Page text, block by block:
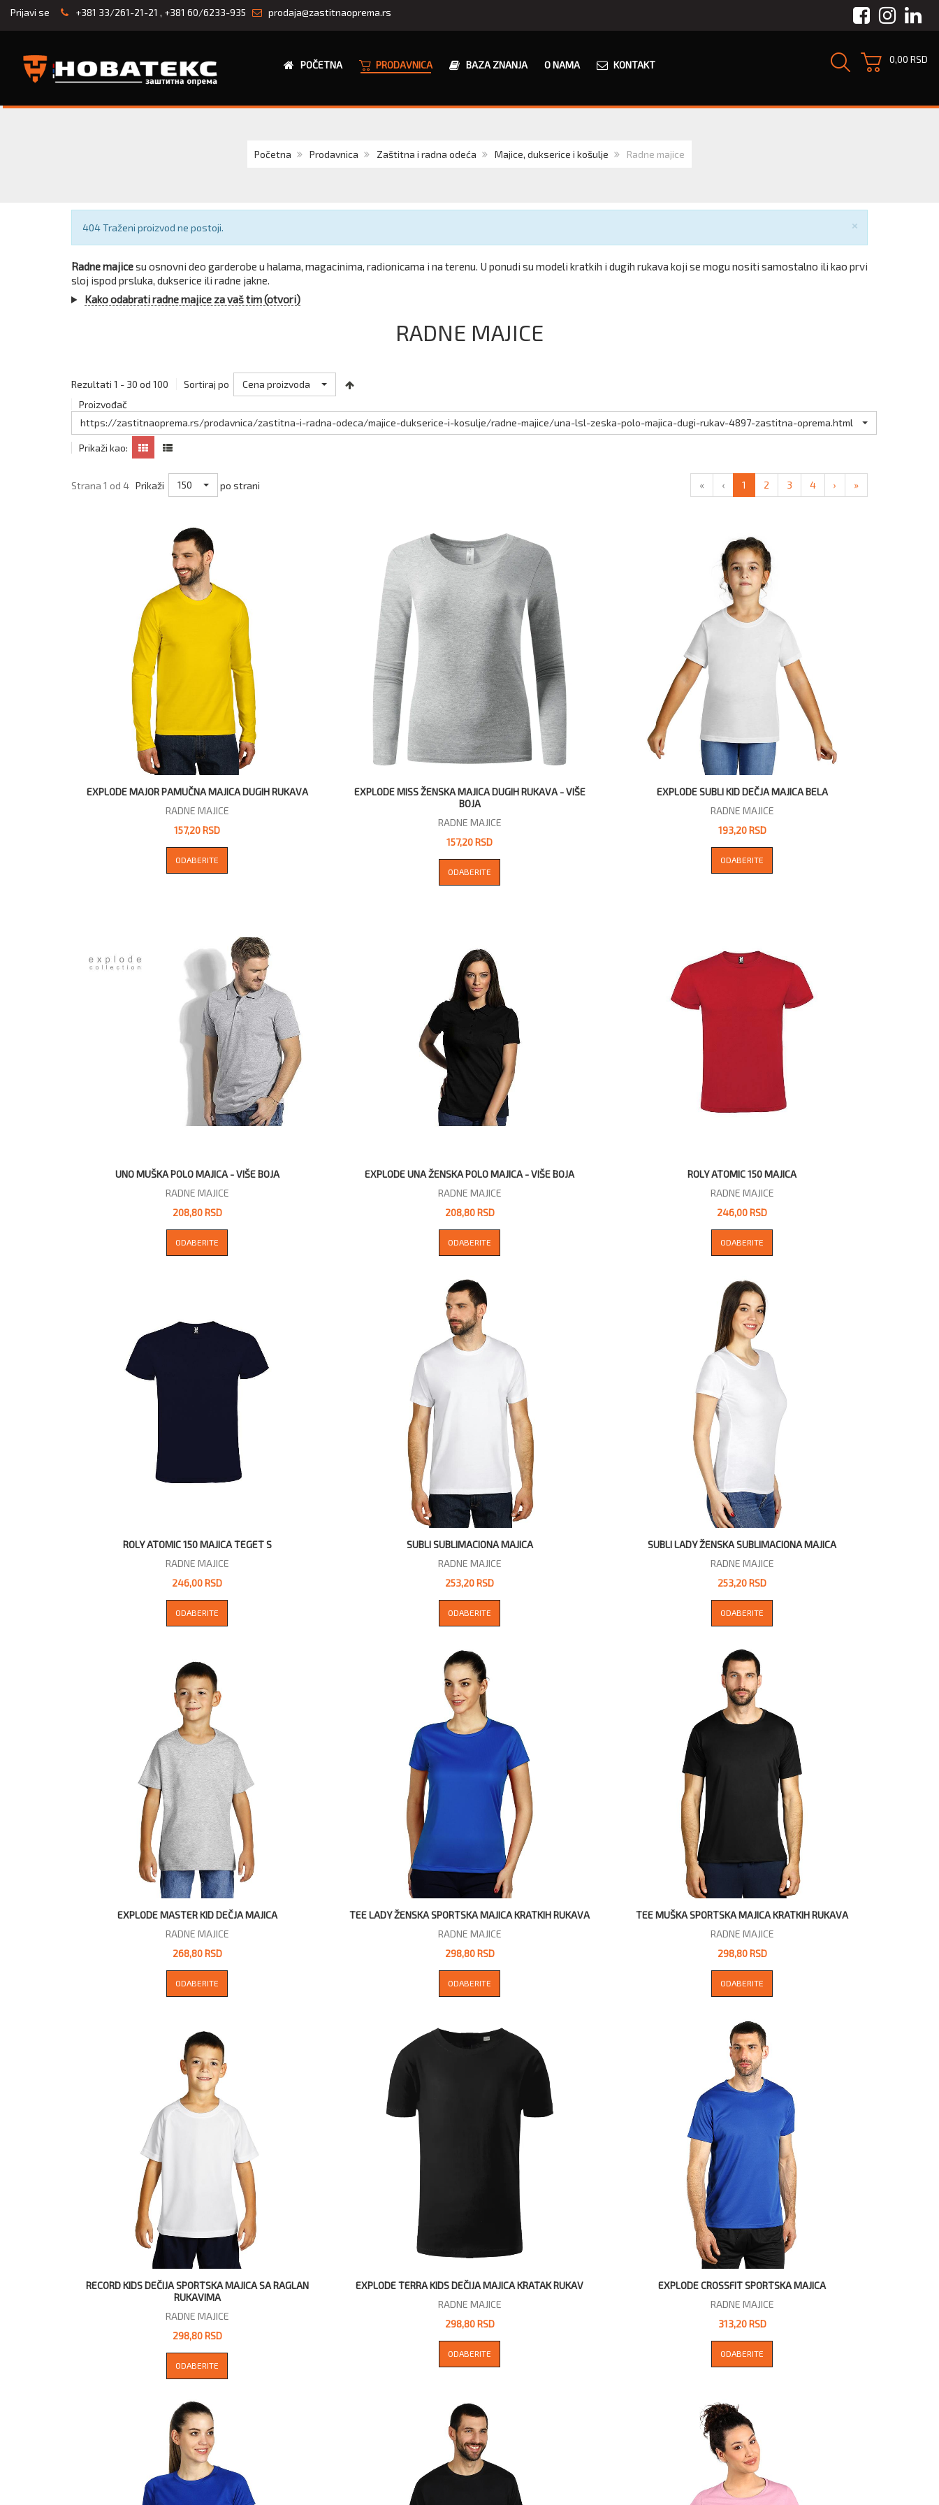
Prijavi se +381 33/261-21-21 , +381 60/6233-935 prodaja@zastitnaoprema.rs Facebook
POČETNA PRODAVNICA BAZA ZNANJA O NAMA KONTAKT 0,00 RSD
Početna Prodavnica Zaštitna i radna odeća Majice, dukserice i košulje Radne majice
×Zatvori
Obaveštenje
404 Traženi proizvod ne postoji.
Radne majicesu osnovni deo garderobe u halama, magacinima, radionicama i na terenu. U ponudi su modeli kratkih i dugih rukava koji se mogu nositi samostalno ili kao prvi
sloj ispod prsluka, dukserice ili radne jakne.
Kako odabrati radne majice za vaš tim (otvori)
RADNE MAJICE
Rezultati 1 - 30 od 100 Sortiraj po
Cena proizvoda
Proizvođač
https://zastitnaoprema.rs/prodavnica/zastitna-i-radna-odeca/majice-dukserice-i-kosulje/radne-majice/una-lsl-zeska-polo-majica-dugi-rukav-4897-zastitna-oprema.html
Prikaži kao:
Strana 1 od 4 Prikaži 150 po strani « ‹ 1 2 3 4 › »
EXPLODE MAJOR PAMUČNA MAJICA DUGIH RUKAVA
RADNE MAJICE
157,20 RSD
ODABERITE
EXPLODE MISS ŽENSKA MAJICA DUGIH RUKAVA - VIŠE
BOJA
RADNE MAJICE
157,20 RSD
ODABERITE
EXPLODE SUBLI KID DEČJA MAJICA BELA
RADNE MAJICE
193,20 RSD
ODABERITE
UNO MUŠKA POLO MAJICA - VIŠE BOJA
RADNE MAJICE
208,80 RSD
ODABERITE
EXPLODE UNA ŽENSKA POLO MAJICA - VIŠE BOJA
RADNE MAJICE
208,80 RSD
ODABERITE
ROLY ATOMIC 150 MAJICA
RADNE MAJICE
246,00 RSD
ODABERITE
ROLY ATOMIC 150 MAJICA TEGET S
RADNE MAJICE
246,00 RSD
ODABERITE
SUBLI SUBLIMACIONA MAJICA
RADNE MAJICE
253,20 RSD
ODABERITE
SUBLI LADY ŽENSKA SUBLIMACIONA MAJICA
RADNE MAJICE
253,20 RSD
ODABERITE
EXPLODE MASTER KID DEČJA MAJICA
RADNE MAJICE
268,80 RSD
ODABERITE
TEE LADY ŽENSKA SPORTSKA MAJICA KRATKIH RUKAVA
RADNE MAJICE
298,80 RSD
ODABERITE
TEE MUŠKA SPORTSKA MAJICA KRATKIH RUKAVA
RADNE MAJICE
298,80 RSD
ODABERITE
RECORD KIDS DEČIJA SPORTSKA MAJICA SA RAGLAN
RUKAVIMA
RADNE MAJICE
298,80 RSD
ODABERITE
EXPLODE TERRA KIDS DEČIJA MAJICA KRATAK RUKAV
RADNE MAJICE
298,80 RSD
ODABERITE
EXPLODE CROSSFIT SPORTSKA MAJICA
RADNE MAJICE
313,20 RSD
ODABERITE